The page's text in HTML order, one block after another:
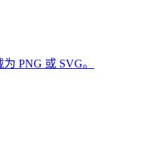
PNG 或 SVG。